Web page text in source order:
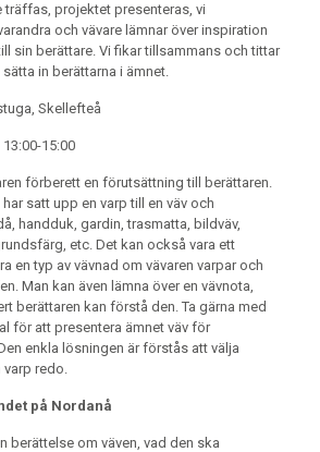
träffas, projektet presenteras, vi
och vävare lämnar över inspiration
sin berättare. Vi fikar tillsammans och tittar
in berättarna i ämnet.
Skellefteå
15:00
förberett en förutsättning till berättaren.
satt upp en varp till en väv och
handduk, gardin, trasmatta, bildväv,
etc. Det kan också vara ett
en typ av vävnad om vävaren varpar och
Man kan även lämna över en vävnota,
berättaren kan förstå den. Ta gärna med
för att presentera ämnet väv för
enkla lösningen är förstås att välja
varp redo.
på Nordanå
berättelse om väven, vad den ska